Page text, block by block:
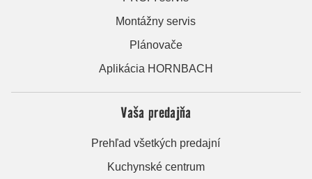
Montážny servis
Plánovače
Aplikácia HORNBACH
Vaša predajňa
Prehľad všetkých predajní
Kuchynské centrum